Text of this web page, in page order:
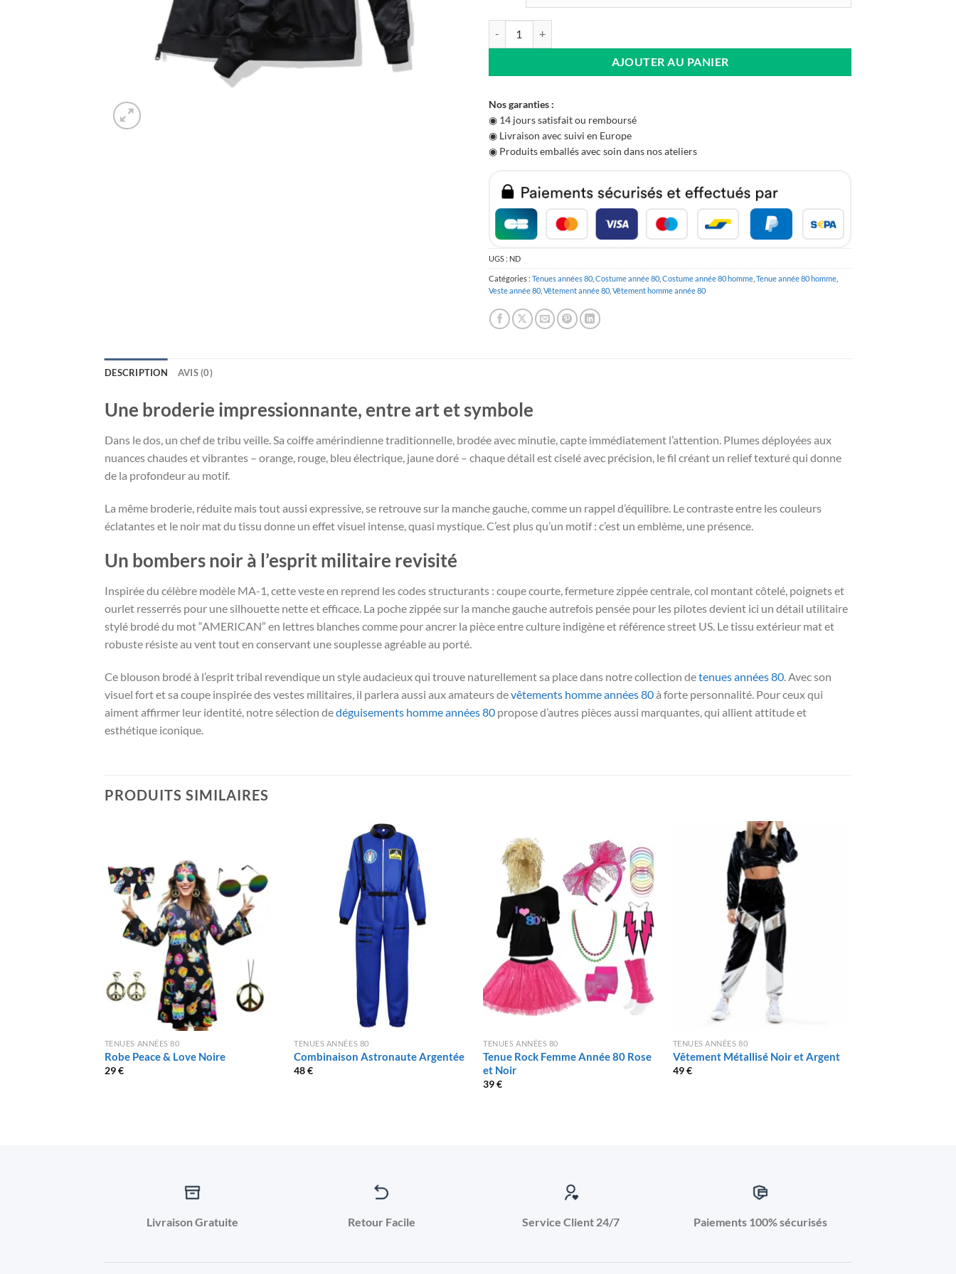
AJOUTER AU PANIER
Nos garanties :
◉ 14 jours satisfait ou remboursé
◉ Livraison avec suivi en Europe
◉ Produits emballés avec soin dans nos ateliers
UGS : ND
Catégories : Tenues années 80 Costume année 80 Costume année 80 homme Tenue année 80 homme
Veste année 80 Vêtement année 80 Vêtement homme année 80
DESCRIPTION AVIS (0)
Une broderie impressionnante, entre art et symbole
Dans le dos, un chef de tribu veille. Sa coiffe amérindienne traditionnelle, brodée avec minutie, capte immédiatement l’attention. Plumes déployées aux
nuances chaudes et vibrantes – orange, rouge, bleu électrique, jaune doré – chaque détail est ciselé avec précision, le fil créant un relief texturé qui donne
de la profondeur au motif.
La même broderie, réduite mais tout aussi expressive, se retrouve sur la manche gauche, comme un rappel d’équilibre. Le contraste entre les couleurs
éclatantes et le noir mat du tissu donne un effet visuel intense, quasi mystique. C’est plus qu’un motif : c’est un emblème, une présence.
Un bombers noir à l’esprit militaire revisité
Inspirée du célèbre modèle MA-1, cette veste en reprend les codes structurants : coupe courte, fermeture zippée centrale, col montant côtelé, poignets et
ourlet resserrés pour une silhouette nette et efficace. La poche zippée sur la manche gauche autrefois pensée pour les pilotes devient ici un détail utilitaire
stylé brodé du mot “AMERICAN” en lettres blanches comme pour ancrer la pièce entre culture indigène et référence street US. Le tissu extérieur mat et
robuste résiste au vent tout en conservant une souplesse agréable au porté.
Ce blouson brodé à l’esprit tribal revendique un style audacieux qui trouve naturellement sa place dans notre collection detenues années 80. Avec son
visuel fort et sa coupe inspirée des vestes militaires, il parlera aussi aux amateurs devêtements homme années 80à forte personnalité. Pour ceux qui
aiment affirmer leur identité, notre sélection dedéguisements homme années 80 propose d’autres pièces aussi marquantes, qui allient attitude et
esthétique iconique.
PRODUITS SIMILAIRES
TENUES ANNÉES 80
Robe Peace & Love Noire
29€
TENUES ANNÉES 80
Combinaison Astronaute Argentée
48€
TENUES ANNÉES 80
Tenue Rock Femme Année 80 Rose
et Noir
39€
TENUES ANNÉES 80
Vêtement Métallisé Noir et Argent
49€
Livraison Gratuite Retour Facile Service Client 24/7 Paiements 100% sécurisés